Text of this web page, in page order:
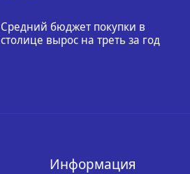
Средний бюджет покупки в
столице вырос на треть за год
Информация